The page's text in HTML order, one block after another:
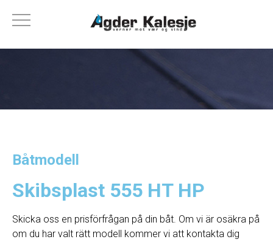
Båtmodell
Skibsplast 555 HT HP
Skicka oss en prisförfrågan på din båt. Om vi ​​är osäkra på
om du har valt rätt modell kommer vi att kontakta dig